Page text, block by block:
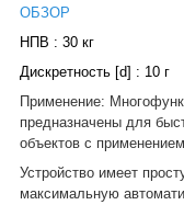
ОБЗОР
НПВ : 30 кг
Дискретность [d] : 10 г
Применение:
предназначены для
объектов с
Устройство имеет
максимальную